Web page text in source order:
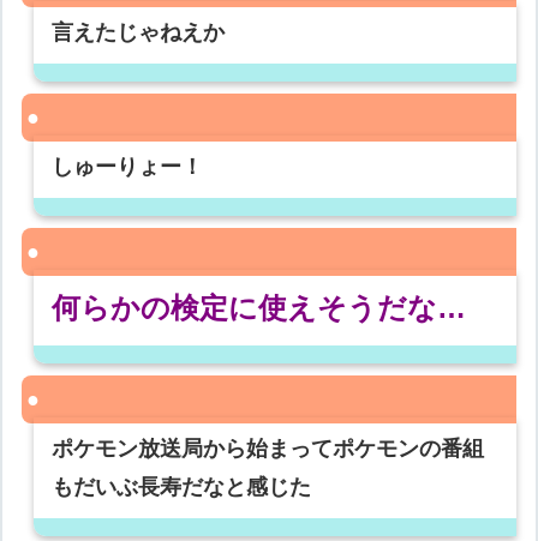
言えたじゃねえか
しゅーりょー！
何らかの検定に使えそうだな…
ポケモン放送局から始まってポケモンの番組
もだいぶ長寿だなと感じた